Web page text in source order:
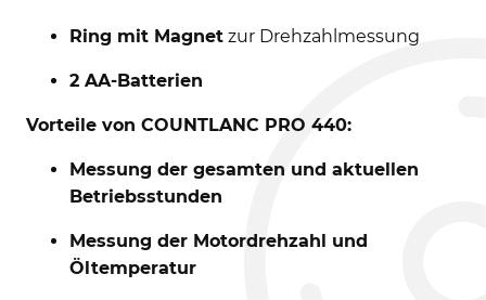
Ring mit Magnetzur Drehzahlmessung
2 AA-Batterien
Vorteile von COUNTLANC PRO 440:
Messung der gesamten und aktuellen
Betriebsstunden
Messung der Motordrehzahl und
Öltemperatur